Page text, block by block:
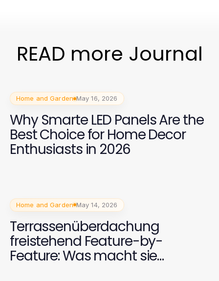
READ more Journal
Home and Garden May 16, 2026
Why Smarte LED Panels Are the
Best Choice for Home Decor
Enthusiasts in 2026
Home and Garden May 14, 2026
Terrassenüberdachung
freistehend Feature-by-
Feature: Was macht sie